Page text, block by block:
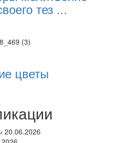
тез ...
цветы
20.06.2026